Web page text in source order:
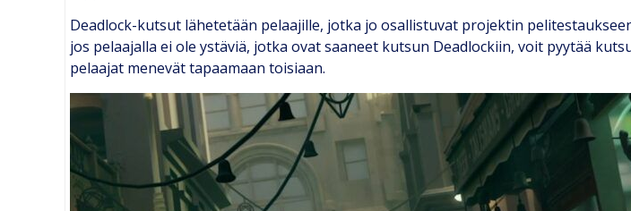
Deadlock-kutsut lähetetään pelaajille, jotka jo osallistuvat projektin
jos pelaajalla ei ole ystäviä, jotka ovat saaneet kutsun Deadlockiin, voit pyytää
pelaajat menevät tapaamaan toisiaan.